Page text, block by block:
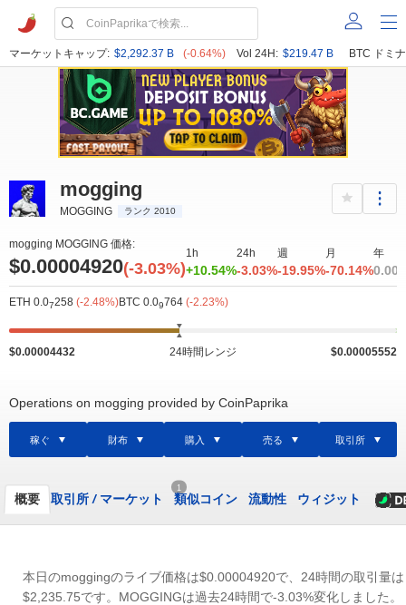
マーケットキャップ: $2,292.37 B (-0.64%) Vol 24H: $219.47 B BTC ドミ
mogging
MOGGING ランク 2010
mogging MOGGING 価格:
$0.00004920(-3.03%)
1h
+10.54%
24h
-3.03%
週
-19.95%
月
-70.14%
年
ETH 0.07258 (-2.48%)BTC 0.09764 (-2.23%)
$0.00004432 24時間レンジ $0.00005552
Operations on mogging provided by CoinPaprika
稼ぐ 財布 購入 売る 取引所
概要 取引所 /マーケット
1
類似コイン 流動性 ウィジット
本日のmoggingのライブ価格は$0.00004920で、24時間の取引量は
$2,235.75です。MOGGINGは過去24時間で-3.03%変化しました。